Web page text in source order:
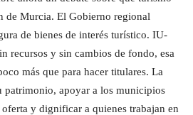
de Murcia. El Gobierno regional
de bienes de interés turístico. IU-
recursos y sin cambios de fondo, esa
más que para hacer titulares. La
patrimonio, apoyar a los municipios
y dignificar a quienes trabajan en